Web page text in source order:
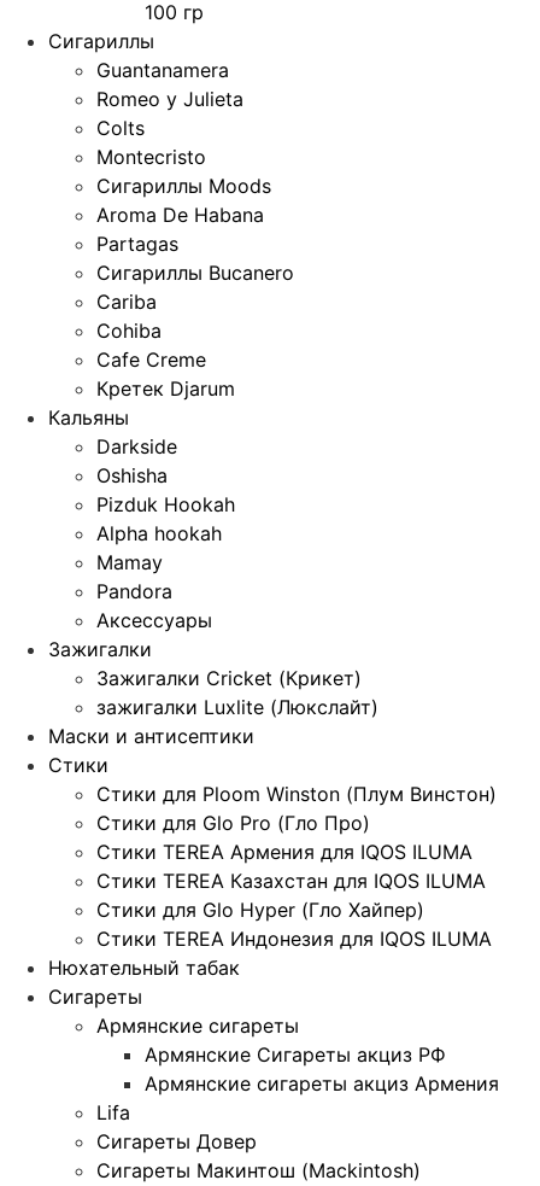
100 гр
Сигариллы
Guantanamera
Romeo y Julieta
Colts
Montecristo
Сигариллы Moods
Aroma De Habana
Partagas
Сигариллы Bucanero
Cariba
Cohiba
Cafe Creme
Кретек Djarum
Кальяны
Darkside
Oshisha
Pizduk Hookah
Alpha hookah
Mamay
Pandora
Аксессуары
Зажигалки
Зажигалки Cricket (Крикет)
зажигалки Luxlite (Люкслайт)
Маски и антисептики
Стики
Стики для Ploom Winston (Плум Винстон)
Стики для Glo Pro (Гло Про)
Стики TEREA Армения для IQOS ILUMA
Стики TEREA Казахстан для IQOS ILUMA
Стики для Glo Hyper (Гло Хайпер)
Стики TEREA Индонезия для IQOS ILUMA
Нюхательный табак
Сигареты
Армянские сигареты
Армянские Сигареты акциз РФ
Армянские сигареты акциз Армения
Lifa
Сигареты Довер
Сигареты Макинтош (Mackintosh)